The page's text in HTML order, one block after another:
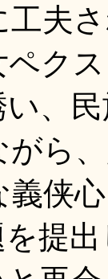
夫
ク
、
がら
義侠
提